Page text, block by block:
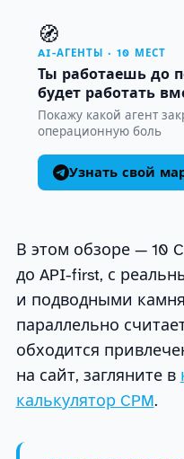
🧭
AI-АГЕНТЫ · 10 МЕСТ
Ты работаешь до
будет работать
Покажу какой агент
операционную боль
Узнать свой
В этом обзоре — 10
до API-first, с
и подводными
параллельно
обходится
на сайт, загляните в
калькулятор CPM.